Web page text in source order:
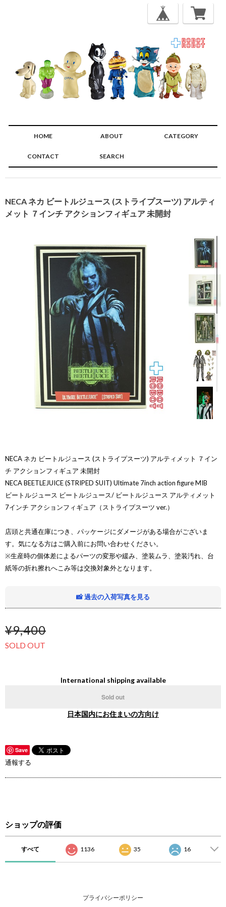
HOME ABOUT CATEGORY
CONTACT SEARCH
NECA ネカ ビートルジュース (ストライプスーツ) アルティ
メット ７インチ アクションフィギュア 未開封
NECA ネカ ビートルジュース (ストライプスーツ) アルティメット ７イン
チ アクションフィギュア 未開封
NECA BEETLEJUICE (STRIPED SUIT) Ultimate 7inch action figure MIB
ビートルジュース ビートルジュース/ ビートルジュース アルティメット
7インチ アクションフィギュア（ストライプスーツ ver.）
店頭と共通在庫につき、パッケージにダメージがある場合がございま
す。気になる方はご購入前にお問い合わせください。
※生産時の個体差によるパーツの変形や緩み、塗装ムラ、塗装汚れ、台
紙等の折れ擦れへこみ等は交換対象外となります。
📸 過去の入荷写真を見る
¥9,400
SOLD OUT
International shipping available
Sold out
日本国内にお住まいの方向け
Save
通報する
ショップの評価
すべて 1136 35 16
プライバシーポリシー